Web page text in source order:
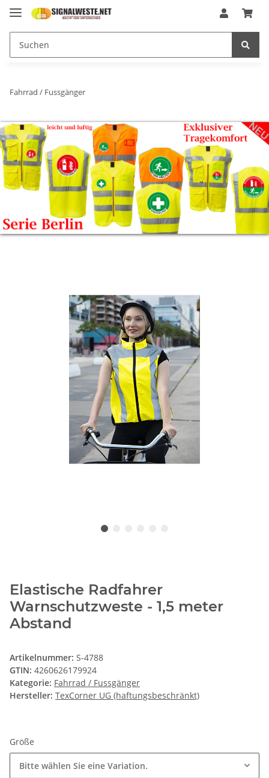
Fahrrad / Fussgänger
Elastische Radfahrer
Warnschutzweste - 1,5 meter
Abstand
Artikelnummer: S-4788
GTIN: 4260626179924
Kategorie: Fahrrad / Fussgänger
Hersteller: TexCorner UG (haftungsbeschränkt)
Größe
Bitte wählen Sie eine Variation.